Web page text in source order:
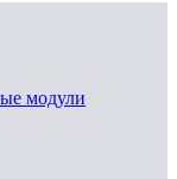
модули